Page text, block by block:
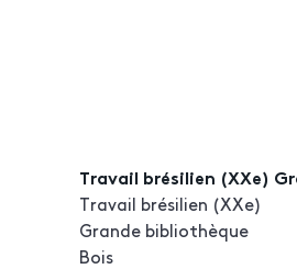
Travail brésilien (XXe)
Travail brésilien (XXe)
Grande bibliothèque
Bois